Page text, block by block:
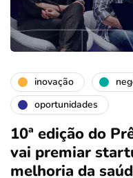
inovação
oportunidades
10ª edição do
vai premiar
melhoria da